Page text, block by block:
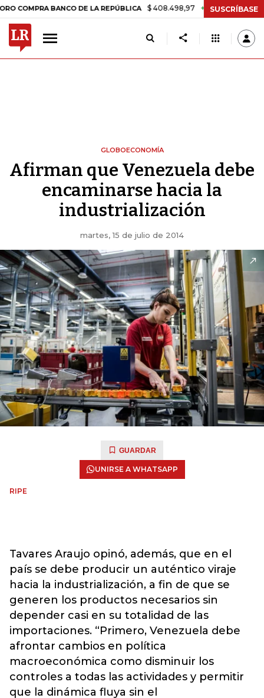
BANCO DE LA REPÚBLICA $ 408.498,97 +$ 8.753,81 +2,19%
SUSCRÍBASE
GLOBOECONOMÍA
Afirman que Venezuela debe
encaminarse hacia la
industrialización
martes, 15 de julio de 2014
GUARDAR
UNIRSE A WHATSAPP
RIPE
Tavares Araujo opinó, además, que en el
país se debe producir un auténtico viraje
hacia la industrialización, a fin de que se
generen los productos necesarios sin
depender casi en su totalidad de las
importaciones. “Primero, Venezuela debe
afrontar cambios en política
macroeconómica como disminuir los
controles a todas las actividades y permitir
que la dinámica fluya sin el